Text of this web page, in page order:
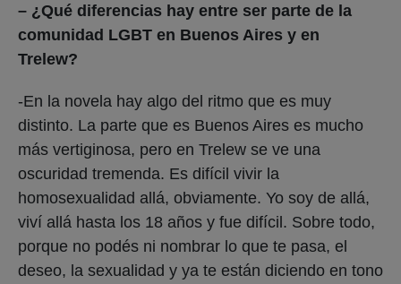
– ¿Qué diferencias hay entre ser parte de la
comunidad LGBT en Buenos Aires y en
Trelew?
-En la novela hay algo del ritmo que es muy
distinto. La parte que es Buenos Aires es mucho
más vertiginosa, pero en Trelew se ve una
oscuridad tremenda. Es difícil vivir la
homosexualidad allá, obviamente. Yo soy de allá,
viví allá hasta los 18 años y fue difícil. Sobre todo,
porque no podés ni nombrar lo que te pasa, el
deseo, la sexualidad y ya te están diciendo en tono